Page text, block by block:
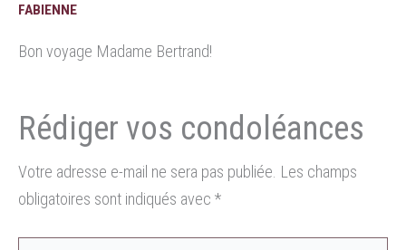
FABIENNE
Bon voyage Madame Bertrand!
Votre adresse e-mail ne sera pas publiée. Les champs
obligatoires sont indiqués avec *